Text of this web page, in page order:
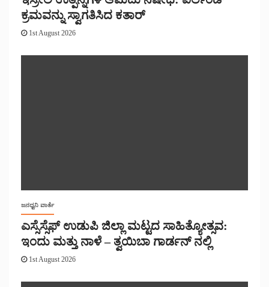
ಕ್ರಮವನ್ನು ಸ್ವಾಗತಿಸಿದ ಕತಾರ್
1st August 2026
ಜನಧ್ವನಿ ವಾರ್ತೆ
ಎಸ್ಸೆಸ್ಸೆಫ್ ಉಡುಪಿ ಜಿಲ್ಲಾ ಮಟ್ಟದ ಸಾಹಿತ್ಯೋತ್ಸವ:
ಇಂದು ಮತ್ತು ನಾಳೆ – ತ್ವಯಿಬಾ ಗಾರ್ಡನ್ ನಲ್ಲಿ
1st August 2026